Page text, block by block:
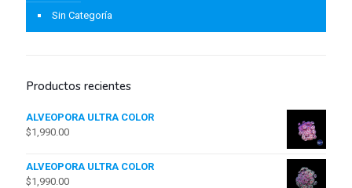
Sin Categoría
Productos recientes
ALVEOPORA ULTRA COLOR
$1,990.00
ALVEOPORA ULTRA COLOR
$1,990.00